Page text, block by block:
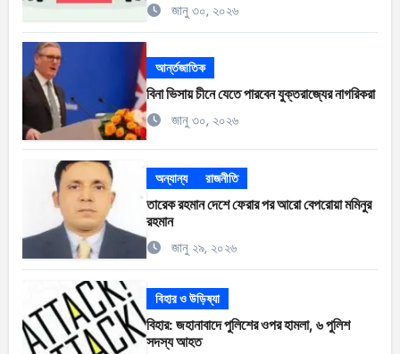
জানু ৩০, ২০২৬
আর্ন্তজাতিক
বিনা ভিসায় চীনে যেতে পারবেন যুক্তরাজ্যের নাগরিকরা
জানু ৩০, ২০২৬
অন্যান্য রাজনীতি
তারেক রহমান দেশে ফেরার পর আরো বেপরোয়া মমিনুর
রহমান
জানু ২৯, ২০২৬
বিহার ও উড়িষ্যা
বিহার: জহানাবাদে পুলিশের ওপর হামলা, ৬ পুলিশ
সদস্য আহত